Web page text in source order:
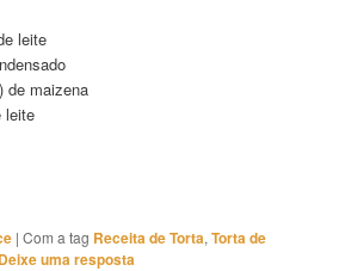
leite
de maizena
leite
|Com a tag Receita de Torta,Torta de
Deixe uma resposta